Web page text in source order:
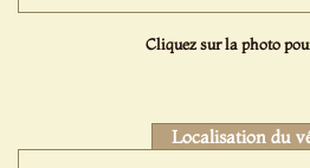
Cliquez sur la photo
Localisation du